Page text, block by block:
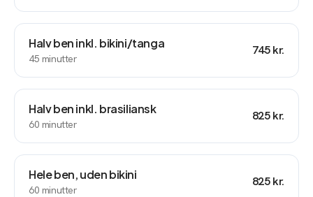
Halv ben inkl. bikini/tanga
45 minutter
745 kr.
Halv ben inkl. brasiliansk
60 minutter
825 kr.
Hele ben, uden bikini
60 minutter
825 kr.